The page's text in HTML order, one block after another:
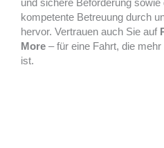
und sichere Beförderung sowie
kompetente Betreuung durch
hervor. Vertrauen auch Sie auf
More – für eine Fahrt, die
ist.